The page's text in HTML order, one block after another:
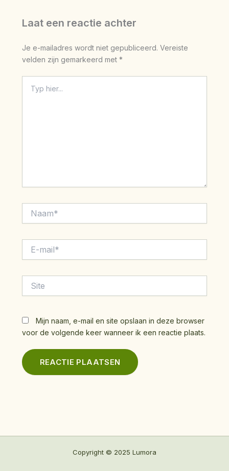
Laat een reactie achter
Je e-mailadres wordt niet gepubliceerd. Vereiste
velden zijn gemarkeerd met *
hier...
mail*
Mijn naam, e-mail en site opslaan in deze browser
voor de volgende keer wanneer ik een reactie plaats.
Copyright © 2025 Lumora